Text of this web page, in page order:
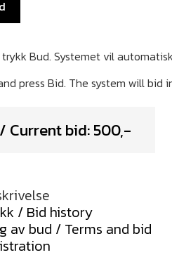
Current bid:500,-
/ Bid history
av bud / Terms and bid